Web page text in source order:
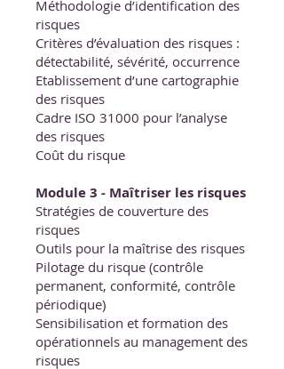
Méthodologie d’identification des
risques
Critères d’évaluation des risques :
détectabilité, sévérité, occurrence
Etablissement d’une cartographie
des risques
Cadre ISO 31000 pour l’analyse
des risques
Coût du risque
Module 3 - Maîtriser les risques
Stratégies de couverture des
risques
Outils pour la maîtrise des risques
Pilotage du risque (contrôle
permanent, conformité, contrôle
périodique)
Sensibilisation et formation des
opérationnels au management des
risques